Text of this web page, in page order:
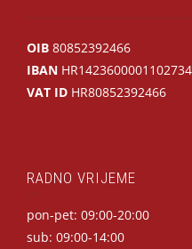
OIB 80852392466
IBAN
VAT ID HR80852392466
RADNO VRIJEME
pon-pet: 09:00-20:00
sub: 09:00-14:00